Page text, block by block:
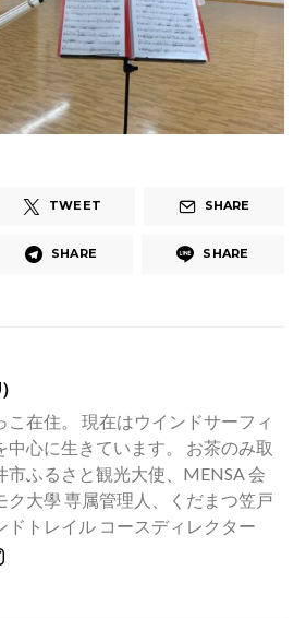
TWEET SHARE
SHARE SHARE
こ在住。 現在はウインドサーフィ
中心に生きています。 お茶のみ取
市ふるさと観光大使、MENSA 会
ク大學 専属管理人、くだまつ笠戸
ドトレイル コースディレクター